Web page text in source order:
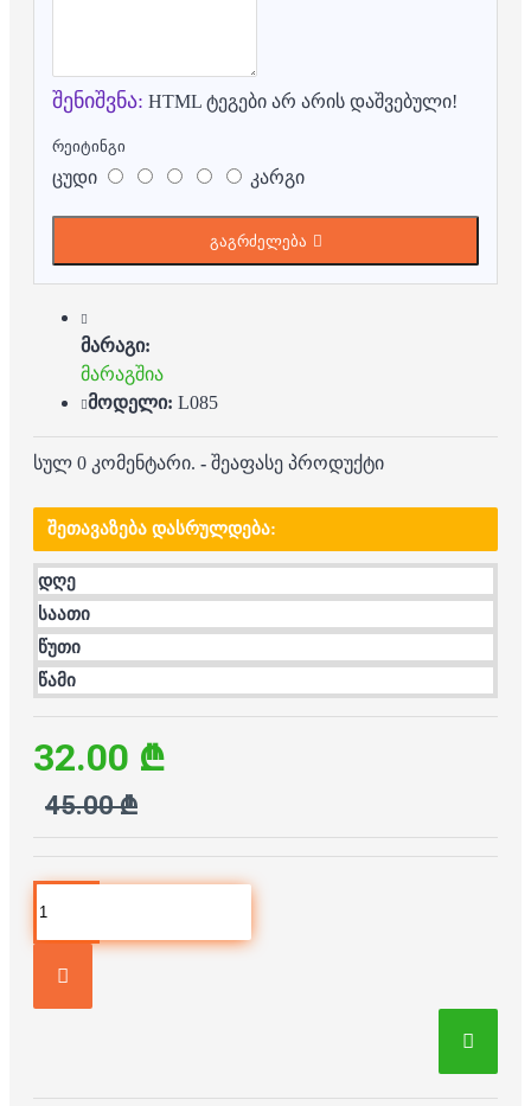
შენიშვნა: HTML ტეგები არ არის დაშვებული!
რეიტინგი
ცუდი კარგი
გაგრძელება
მარაგი:
მარაგშია
მოდელი: L085
სულ 0 კომენტარი. - შეაფასე პროდუქტი
ᲨᲔᲗᲐᲕᲐᲖᲔᲑᲐ ᲓᲐᲡᲠᲣᲚᲓᲔᲑᲐ:
დღე
საათი
წუთი
წამი
32.00 ₾
45.00 ₾